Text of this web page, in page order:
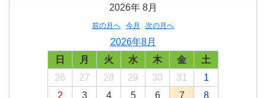
2026年 8月
前の月へ 今月 次の月へ
2026年8月
日
月 火 水 木 金
土
26
27 28 29 30 31
1
2
3 4 5 6 7
8